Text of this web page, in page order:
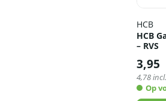
HCB
HCB
– RVS
3,95
4,78
Op